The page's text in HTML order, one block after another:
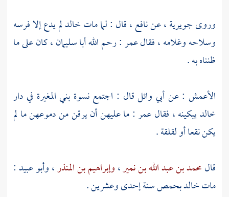
وروىجويرية، عننافع، قال : لما ماتخالدلم يدع إلا فرسه
وسلاحه وغلامه ، فقالعمر: رحم اللهأبا سليمان، كان على ما
ظنناه به .
الأعمش : عنأبي وائلقال : اجتمع نسوة بني المغيرة في دار
خالديبكينه ، فقالعمر: ما عليهن أن يرقن من دموعهن ما لم
يكن نقعا أو لقلقة .
قالمحمد بن عبد الله بن نمير،وإبراهيم بن المنذر،وأبو عبيد:
ماتخالدبحمصسنة إحدى وعشرين .